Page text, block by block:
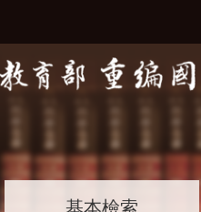
基本檢索